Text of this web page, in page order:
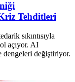
Tehditleri
sıkıntısıyla
açıyor. AI
dengeleri değiştiriyor.